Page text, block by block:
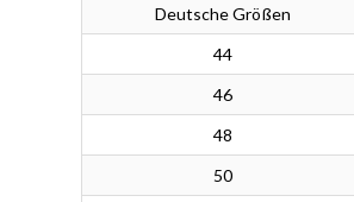
Deutsche Größen
44
46
48
50